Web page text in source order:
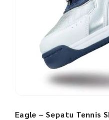
Eagle – Sepatu Tennis